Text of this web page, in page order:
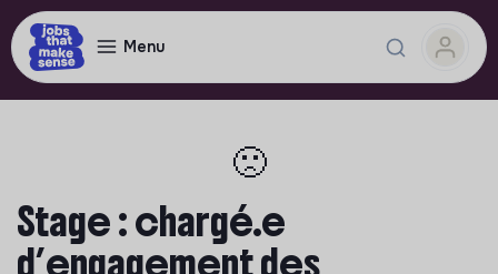
Menu
🙁
Stage : chargé.e